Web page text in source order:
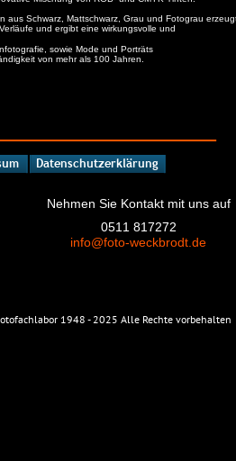
aus Schwarz, Mattschwarz, Grau und Fotograu
und ergibt eine wirkungsvolle und
sowie Mode und Porträts
von mehr als 100 Jahren.
1948 - 2025 Alle Rechte vorbehalten
Nehmen Sie Kontakt mit uns auf
0511 817272
info@foto-weckbrodt.de
Datenschutzerklärung